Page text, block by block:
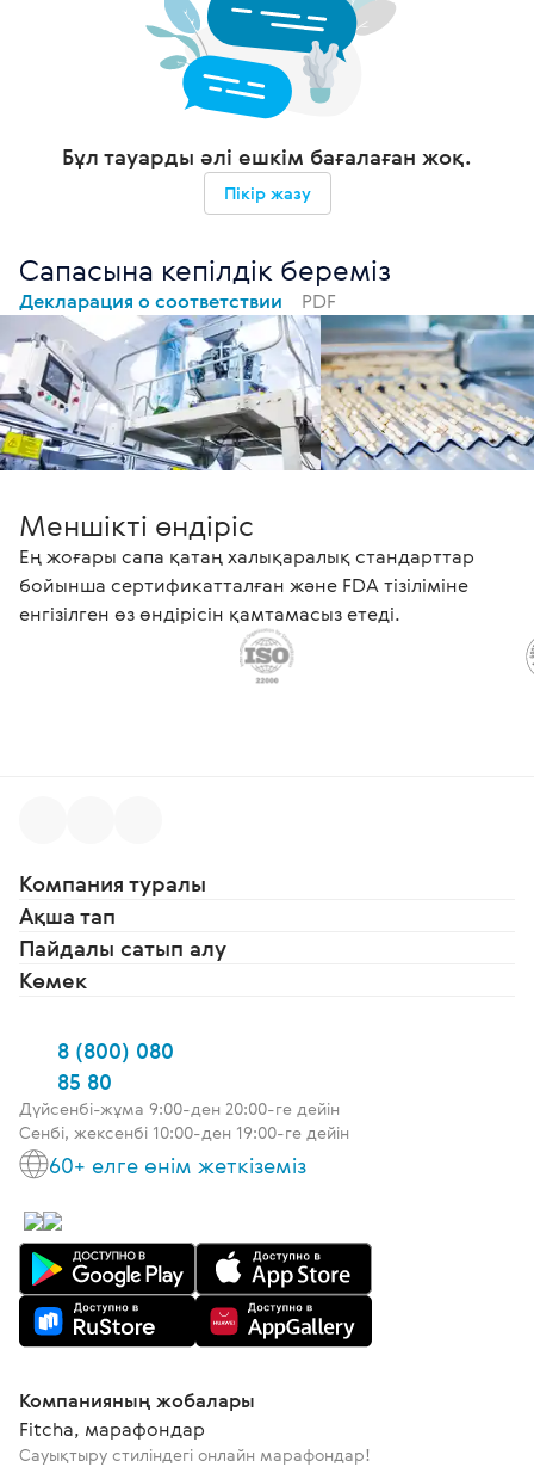
Бұл тауарды әлі ешкім бағалаған жоқ.
Пікір жазу
Сапасына кепілдік береміз
Декларация о соответствии PDF
Меншікті өндіріс
Ең жоғары сапа қатаң халықаралық стандарттар
бойынша сертификатталған және FDA тізіліміне
енгізілген өз өндірісін қамтамасыз етеді.
Компания туралы
Ақша тап
Пайдалы сатып алу
Көмек
8 (800) 080
85 80
Дүйсенбі-жұма 9:00-ден 20:00-ге дейін
Сенбі, жексенбі 10:00-ден 19:00-ге дейін
60+ елге өнім жеткіземіз
Компанияның жобалары
Fitcha, марафондар
Сауықтыру стиліндегі онлайн марафондар!